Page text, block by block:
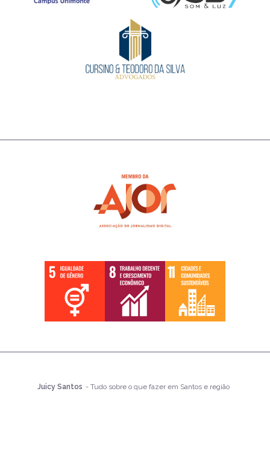
Juicy Santos - Tudo sobre o que fazer em Santos e região